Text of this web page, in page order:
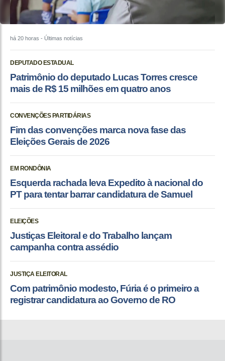
há 20 horas - Últimas notícias
DEPUTADO ESTADUAL
Patrimônio do deputado Lucas Torres cresce
mais de R$ 15 milhões em quatro anos
CONVENÇÕES PARTIDÁRIAS
Fim das convenções marca nova fase das
Eleições Gerais de 2026
EM RONDÔNIA
Esquerda rachada leva Expedito à nacional do
PT para tentar barrar candidatura de Samuel
ELEIÇÕES
Justiças Eleitoral e do Trabalho lançam
campanha contra assédio
JUSTIÇA ELEITORAL
Com patrimônio modesto, Fúria é o primeiro a
registrar candidatura ao Governo de RO